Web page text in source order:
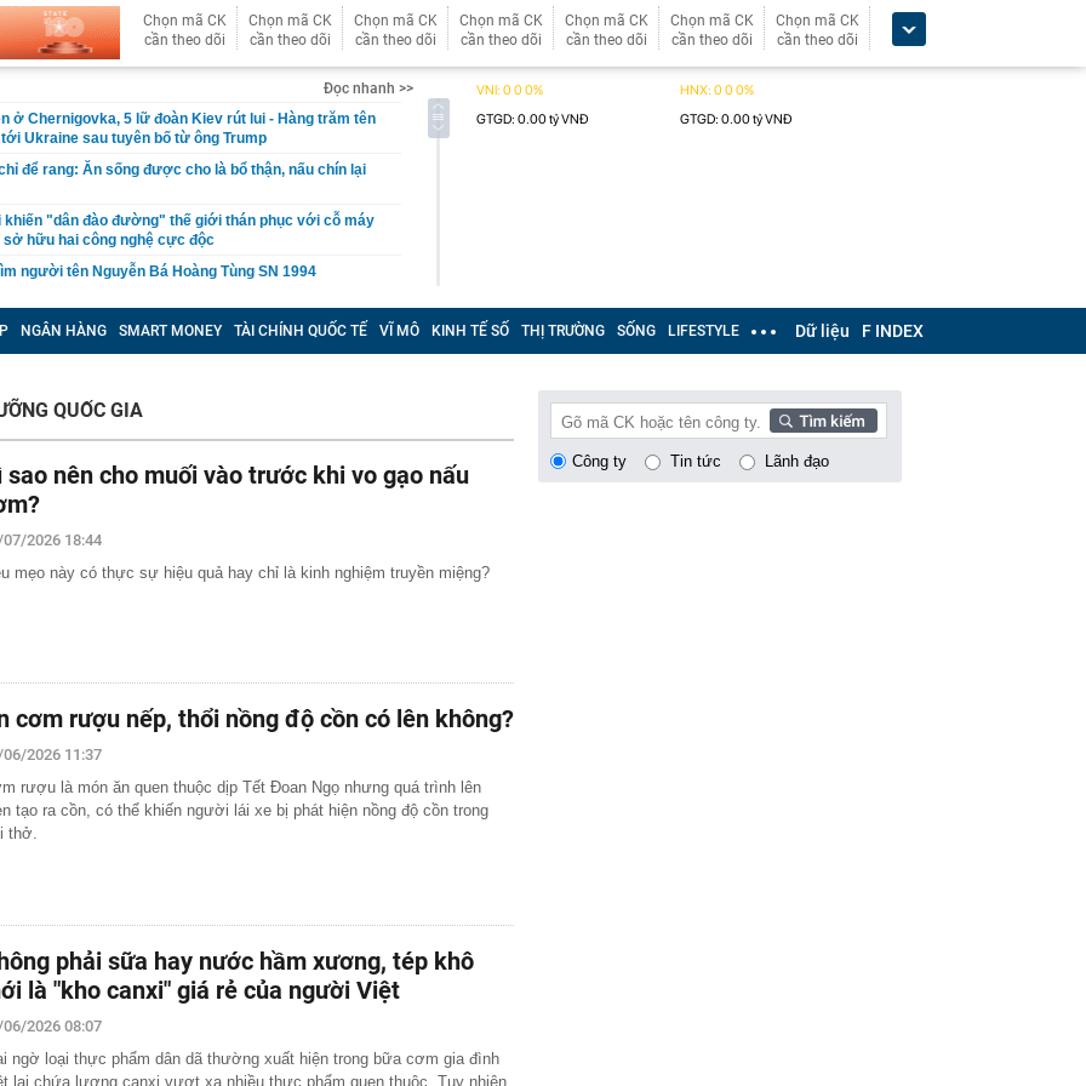
Chọn mã CK
cần theo dõi
Chọn mã CK
cần theo dõi
Chọn mã CK
cần theo dõi
Chọn mã CK
cần theo dõi
Chọn mã CK
cần theo dõi
Chọn mã CK
cần theo dõi
Chọn mã CK
cần theo dõi
Đọc nhanh >>
ở Chernigovka, 5 lữ đoàn Kiev rút lui - Hàng trăm tên
Ukraine sau tuyên bố từ ông Trump
để rang: Ăn sống được cho là bổ thận, nấu chín lại
khiến "dân đào đường" thế giới thán phục với cỗ máy
hữu hai công nghệ cực độc
người tên Nguyễn Bá Hoàng Tùng SN 1994
Việt Nam vs Campuchia: Quang Hải, Xuân Son giành
1,5 tỷ đồng tiền mặt, cặp vợ chồng "lọt tầm ngắm" bị
dậy sóng ở châu Á, game thủ Việt Nam có “dính bão”?
Hormuz không đồng nghĩa khôi phục hiện trạng
hoàn thành kế hoạch cơ cấu lại vốn nhà nước tại
đoạn 2026-2030
Anh Tú: Việt Nam không nên vội vàng trước
trang sức kim cương 25 tỷ của bà Trương Mỹ Lan:
nhưng món đắt nhất giá 9,4 tỷ
Quạt và Hồ Văn Khoa bị khởi tố sau loạt livestream
xã hội
thành phố trực thuộc Trung ương mới của Việt Nam
có biệt danh 'Mười Khó'?
7/8 tại Agribank, Vietcombank, BIDV, VietinBank,
HDBank,...
năm tuổi héo khô suốt 2 năm bỗng bật chồi, cách xử
khiến dân mạng nể phục
sinh nổ súng đoạt mạng nhiều giáo viên và bạn học
phẩm tiết lộ 4 món đầu năm học bán rất chạy
lại ít dùng
quả xổ số miền Bắc hôm nay thứ Sáu ngày 7/8/2026
NGÂN HÀNG SMART MONEY TÀI CHÍNH QUỐC TẾ VĨ MÔ KINH TẾ SỐ THỊ TRƯỜNG SỐNG LIFESTYLE Dữ liệu F INDEX
QUỐC GIA
sao nên cho muối vào trước khi vo gạo nấu
07/2026 18:44
mẹo này có thực sự hiệu quả hay chỉ là kinh nghiệm truyền miệng?
cơm rượu nếp, thổi nồng độ cồn có lên không?
06/2026 11:37
rượu là món ăn quen thuộc dịp Tết Đoan Ngọ nhưng quá trình lên
tạo ra cồn, có thể khiến người lái xe bị phát hiện nồng độ cồn trong
thở.
phải sữa hay nước hầm xương, tép khô
là "kho canxi" giá rẻ của người Việt
2026 08:07
ngờ loại thực phẩm dân dã thường xuất hiện trong bữa cơm gia đình
lại chứa lượng canxi vượt xa nhiều thực phẩm quen thuộc. Tuy nhiên,
Công ty Tin tức Lãnh đạo